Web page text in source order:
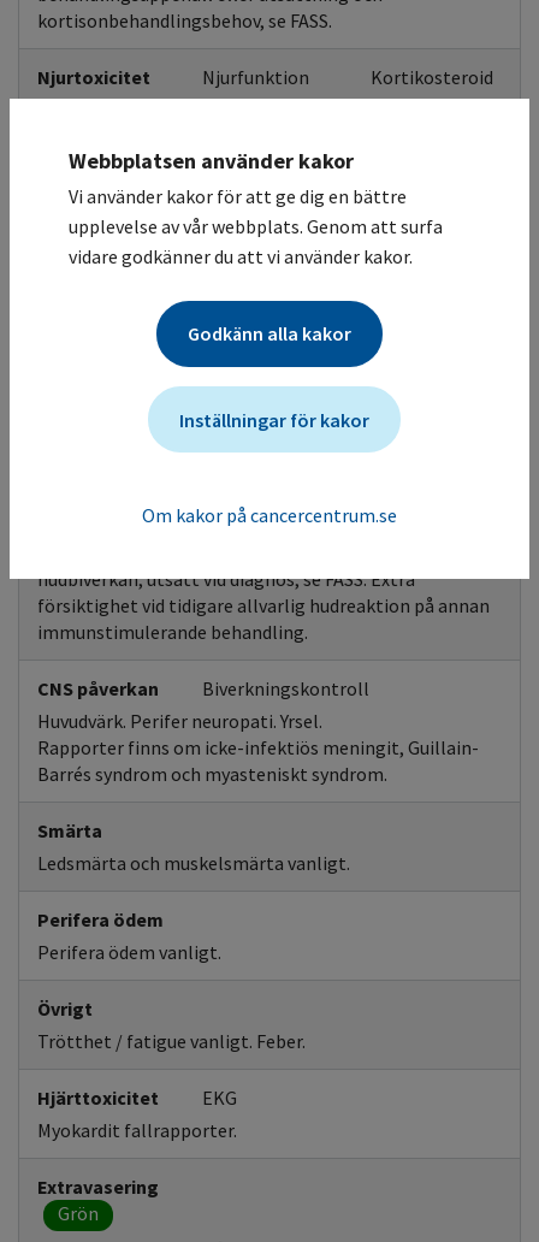
kortisonbehandlingsbehov, se FASS.
Njurtoxicitet Njurfunktion
Kortikosteroid
Endokrinologi Elektrolyter
Kortikosteroid
Tyroidea
Immunrelaterade endokrinopatier. Hyponatremi, hypo-
hypomagnesemi. Sköldkörtelfunktionsrubbningar
förekommer. Hyperglykemi. Enstaka fall av
binjurebarksvikt, diabetes och hypofysit.
Hudtoxicitet
Biverkningskontroll
Utslag och klåda vanligt. Vitiligo förekommer.
epidermal nekrolys (TEN). Monitorera hudbiverkan, gör
hudbiverkan, utsätt vid diagnos, se FASS. Extra
försiktighet vid tidigare allvarlig hudreaktion på annan
immunstimulerande behandling.
CNS påverkan
Biverkningskontroll
Huvudvärk. Perifer neuropati. Yrsel.
Rapporter finns om icke-infektiös meningit, Guillain-
Barrés syndrom och myasteniskt syndrom.
Smärta
Ledsmärta och muskelsmärta vanligt.
Perifera ödem
Perifera ödem vanligt.
Övrigt
Trötthet / fatigue vanligt. Feber.
Hjärttoxicitet
EKG
Myokardit fallrapporter.
Extravasering
Grön
Webbplatsen använder kakor
Vi använder kakor för att ge dig en bättre
upplevelse av vår webbplats. Genom att surfa
vidare godkänner du att vi använder kakor.
Godkänn alla kakor
Inställningar för kakor
Om kakor på cancercentrum.se